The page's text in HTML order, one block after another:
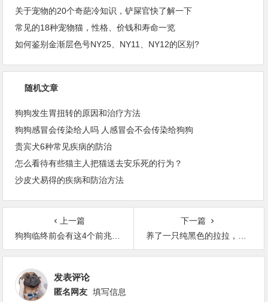
关于宠物的20个奇葩冷知识，铲屎官快了解一下
常见的18种宠物猫，性格、价钱和寿命一览
如何鉴别金渐层色号NY25、NY11、NY12的区别?
随机文章
狗狗发生胃扭转的原因和治疗方法
狗狗感冒会传染给人吗 人感冒会不会传染给狗狗
贵宾犬6种常见疾病的防治
怎么看待有些猫主人把猫送去安乐死的行为？
沙皮犬易得的疾病和防治方法
上一篇
狗狗临终前会有这4个前兆，一旦出现，多陪陪它吧
下一篇
养了一只纯黑色的拉拉，结果洗着洗着……就变成了白色？
发表评论
匿名网友 填写信息